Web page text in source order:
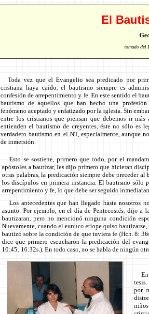
El
tomado del
Toda vez que el Evangelio sea predicado por
cristiana haya caído, el bautismo siempre es
confesión de arrepentimiento y fe. En este sentido el
bautismo de aquellos que han hecho una
fenómeno aceptado y enfatizado por la iglesia. Sin
entre los cristianos que piensan que debemos ir
entienden el bautismo de creyentes, éste no sólo es
verdadero bautismo en el NT, especialmente, aunque
de inmersión.
Esto se sostiene, primero que todo, por el
apóstoles a bautizar, les dijo primero que hicieran
otras palabras, la predicación siempre debe preceder
los discípulos en primera instancia. El bautismo sólo
arrepentimiento y fe, lo que debe ser seguido
Los antecedentes que han llegado hasta nosotros
asunto. Por ejemplo, en el día de Pentecostés, dijo
bautizaran, pero no mencionó ninguna condición
Nuevamente, cuando el eunuco etíope quiso
bautizó sobre la condición de que tuviera fe (Hch. 8:
dice que primero escucharon la predicación del
10:45; 16:32s.). En todo caso, no se habla de ningún
tesis.
por